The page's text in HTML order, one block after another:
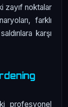
zayıf noktalar
farklı
karşı
profesyonel